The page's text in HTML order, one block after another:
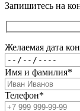
Запишитесь на
Желаемая дата
Имя и фамилия*
Телефон*